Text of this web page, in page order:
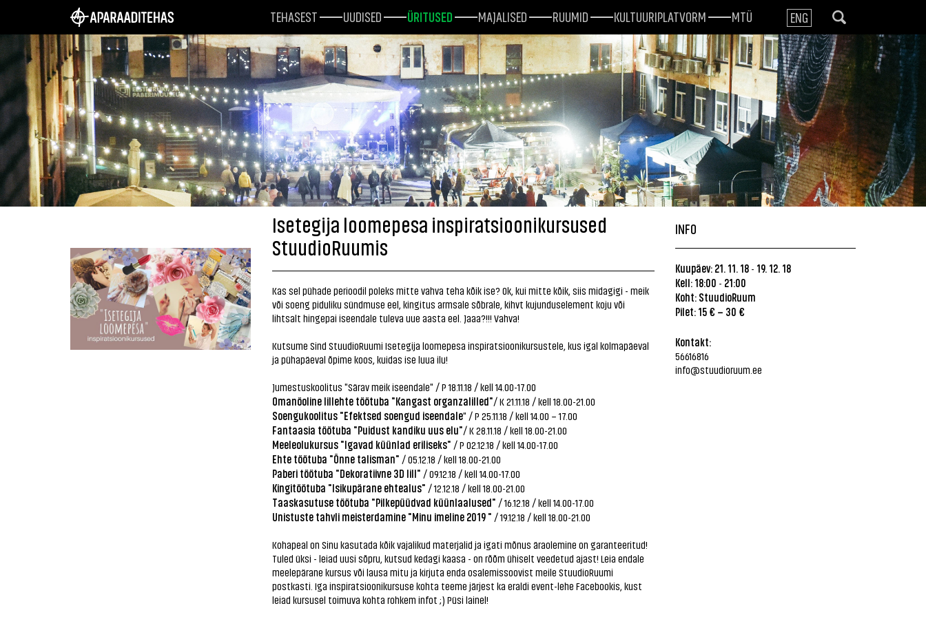
TEHASEST UUDISED ÜRITUSED MAJALISED RUUMID KULTUURIPLATVORM MTÜ ENG
Isetegija loomepesa inspiratsioonikursused
StuudioRuumis
Kas sel pühade perioodil poleks mitte vahva teha kõik ise? Ok, kui mitte kõik, siis midagigi - meik
või soeng piduliku sündmuse eel, kingitus armsale sõbrale, kihvt kujunduselement koju või
lihtsalt hingepai iseendale tuleva uue aasta eel. Jaaa?!!! Vahva!
Kutsume Sind StuudioRuumi Isetegija loomepesa inspiratsioonikursustele, kus igal kolmapäeval
ja pühapäeval õpime koos, kuidas ise luua ilu!
Jumestuskoolitus "Särav meik iseendale" / P 18.11.18 / kell 14.00-17.00
Omanöoline lillehte töötuba "Kangast organzalilled"/ K 21.11.18 / kell 18.00-21.00
Soengukoolitus "Efektsed soengud iseendale" / P 25.11.18 / kell 14.00 – 17.00
Fantaasia töötuba "Puidust kandiku uus elu"/ K 28.11.18 / kell 18.00-21.00
Meeleolukursus "Igavad küünlad eriliseks" / P 02.12.18 / kell 14.00-17.00
Ehte töötuba "Õnne talisman" / 05.12.18 / kell 18.00-21.00
Paberi töötuba "Dekoratiivne 3D lill" / 09.12.18 / kell 14.00-17.00
Kingitöötuba "Isikupärane ehtealus" / 12.12.18 / kell 18.00-21.00
Taaskasutuse töötuba "Pilkepüüdvad küünlaalused" / 16.12.18 / kell 14.00-17.00
Unistuste tahvli meisterdamine "Minu imeline 2019 " / 19.12.18 / kell 18.00-21.00
Kohapeal on Sinu kasutada kõik vajalikud materjalid ja igati mõnus äraolemine on garanteeritud!
Tuled üksi - leiad uusi sõpru, kutsud kedagi kaasa - on rõõm ühiselt veedetud ajast! Leia endale
meelepärane kursus või lausa mitu ja kirjuta enda osalemissoovist meile StuudioRuumi
postkasti. Iga inspiratsioonikursuse kohta teeme järjest ka eraldi event-lehe Facebookis, kust
leiad kursusel toimuva kohta rohkem infot ;) Püsi lainel!
INFO
Kuupäev: 21. 11. 18- 19. 12. 18
Kell: 18:00 - 21:00
Koht: StuudioRuum
Pilet: 15 € – 30 €
Kontakt:
56616816
info@stuudioruum.ee